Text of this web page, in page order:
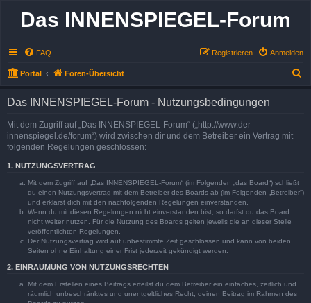
Das INNENSPIEGEL-Forum
FAQ Anmelden
Registrieren
Portal Foren-Übersicht
Das INNENSPIEGEL-Forum - Nutzungsbedingungen
Mit dem Zugriff auf „Das INNENSPIEGEL-Forum“ („http://www.der-
innenspiegel.de/forum“) wird zwischen dir und dem Betreiber ein Vertrag mit
folgenden Regelungen geschlossen:
1. NUTZUNGSVERTRAG
Mit dem Zugriff auf „Das INNENSPIEGEL-Forum“ (im Folgenden „das Board“) schließt
du einen Nutzungsvertrag mit dem Betreiber des Boards ab (im Folgenden „Betreiber“)
und erklärst dich mit den nachfolgenden Regelungen einverstanden.
Wenn du mit diesen Regelungen nicht einverstanden bist, so darfst du das Board
nicht weiter nutzen. Für die Nutzung des Boards gelten jeweils die an dieser Stelle
veröffentlichten Regelungen.
Der Nutzungsvertrag wird auf unbestimmte Zeit geschlossen und kann von beiden
Seiten ohne Einhaltung einer Frist jederzeit gekündigt werden.
2. EINRÄUMUNG VON NUTZUNGSRECHTEN
Mit dem Erstellen eines Beitrags erteilst du dem Betreiber ein einfaches, zeitlich und
räumlich unbeschränktes und unentgeltliches Recht, deinen Beitrag im Rahmen des